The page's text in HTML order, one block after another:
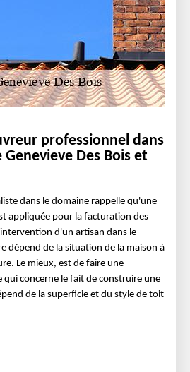
professionnel dans
Des Bois et
dans le domaine rappelle qu'une
appliquée pour la facturation des
d'un artisan dans le
dépend de la situation de la maison à
Le mieux, est de faire une
qui concerne le fait de construire une
de la superficie et du style de toit